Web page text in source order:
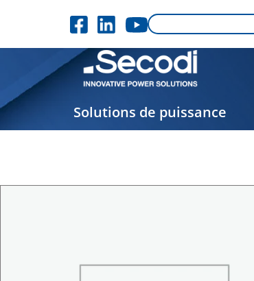
Solutions de puissance